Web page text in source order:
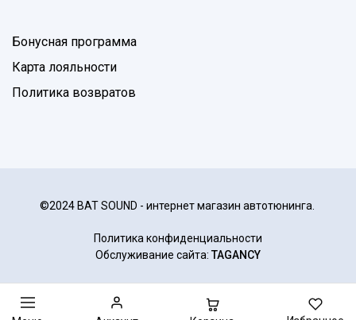
Бонусная программа
Карта лояльности
Политика возвратов
©2024 BAT SOUND - интернет магазин автотюнинга.
Политика конфиденциальности
Обслуживание сайта: TAGANCY